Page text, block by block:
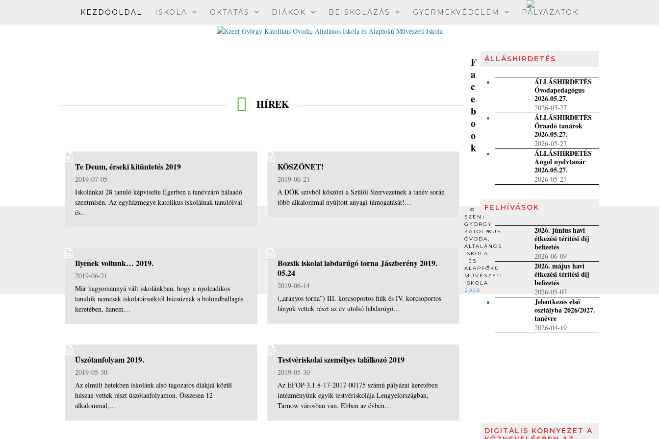
KEZDŐOLDAL ISKOLA OKTATÁS DIÁKOK BEISKOLÁZÁS GYERMEKVÉDELEM PÁLYÁZATOK
HÍREK
Te Deum, érseki kitüntetés 2019
2019-07-05
Iskolánkat 28 tanuló képviselte Egerben a tanévzáró hálaadó
szentmisén. Az egyházmegye katolikus iskoláinak tanulóival
és…
KÖSZÖNET!
2019-06-21
A DÖK szívből köszöni a Szülői Szervezetnek a tanév során
több alkalommal nyújtott anyagi támogatását!…
Ilyenek voltunk… 2019.
2019-06-21
Már hagyománnyá vált iskolánkban, hogy a nyolcadikos
tanulók nemcsak iskolatársaiktól búcsúznak a bolondballagás
keretében, hanem…
Bozsik iskolai labdarúgó torna Jászberény 2019.
05.24
2019-06-14
(„aranyos torna”) III. korcsoportos fiúk és IV. korcsoportos
lányok vettek részt az év utolsó labdarúgó…
Úszótanfolyam 2019.
2019-05-30
Az elmúlt hetekben iskolánk alsó tagozatos diákjai közül
húszan vettek részt úszótanfolyamon. Összesen 12
alkalommal,…
Testvériskolai személyes találkozó 2019
2019-05-30
Az EFOP-3.1.8-17-2017-00175 számú pályázat keretében
intézményünk egyik testvériskolája Lengyelországban,
Tarnow városban van. Ebben az évben…
ÁLLÁSHIRDETÉS
ÁLLÁSHIRDETÉS
Óvodapedagógus
2026.05.27.
2026-05-27
ÁLLÁSHIRDETÉS
Óraadó tanárok
2026.05.27.
2026-05-27
ÁLLÁSHIRDETÉS
Angol nyelvtanár
2026.05.27.
2026-05-27
FELHÍVÁSOK
2026. június havi
étkezési térítési díj
befizetés
2026-06-09
2026. május havi
étkezési térítési díj
befizetés
2026-05-07
Jelentkezés első
osztályba 2026/2027.
tanévre
2026-04-19
DIGITÁLIS KÖRNYEZET A
F
a
c
e
b
o
o
k
©
SZENT
GYÖRGY
KATOLIKUS
ÓVODA,
ÁLTALÁNOS
ISKOLA
ÉS
ALAPFOKÚ
MŰVÉSZETI
ISKOLA
2026